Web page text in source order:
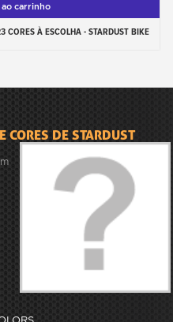
carrinho
CORES À ESCOLHA - STARDUST BIKE
CORES DE STARDUST